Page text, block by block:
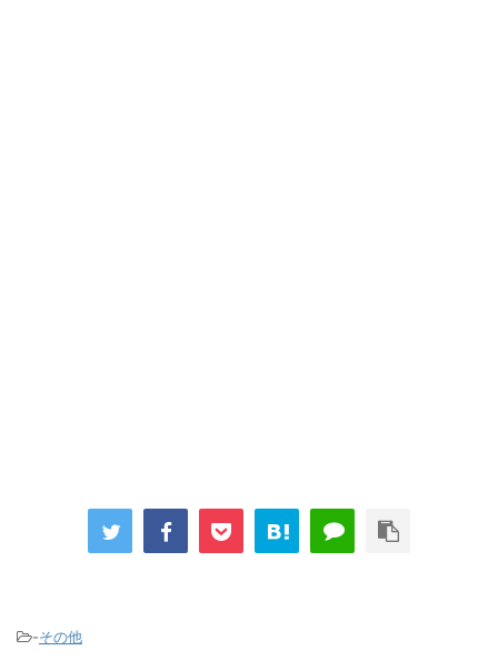
-その他